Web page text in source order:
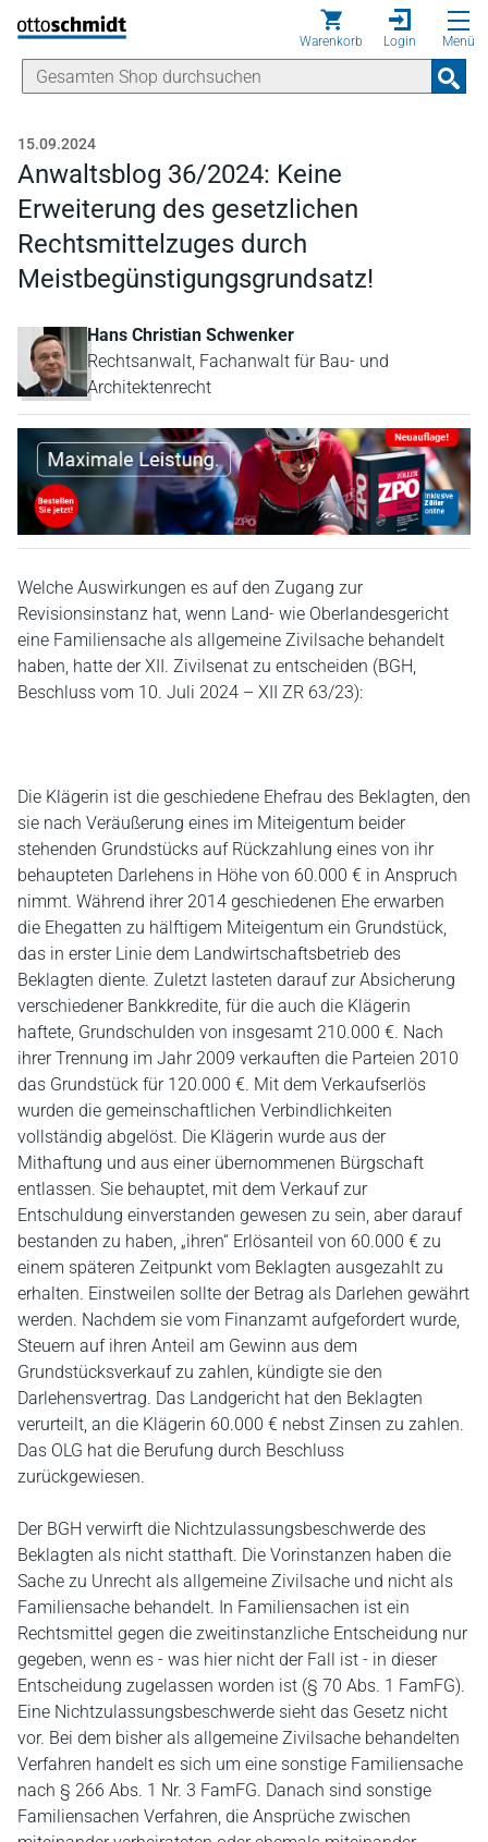
Direkt zum Inhalt
Warenkorb Login Menü
15.09.2024
Anwaltsblog 36/2024: Keine
Erweiterung des gesetzlichen
Rechtsmittelzuges durch
Meistbegünstigungsgrundsatz!
Hans Christian Schwenker
Rechtsanwalt, Fachanwalt für Bau- und
Architektenrecht
Welche Auswirkungen es auf den Zugang zur
Revisionsinstanz hat, wenn Land- wie Oberlandesgericht
eine Familiensache als allgemeine Zivilsache behandelt
haben, hatte der XII. Zivilsenat zu entscheiden (BGH,
Beschluss vom 10. Juli 2024 – XII ZR 63/23):
Die Klägerin ist die geschiedene Ehefrau des Beklagten, den
sie nach Veräußerung eines im Miteigentum beider
stehenden Grundstücks auf Rückzahlung eines von ihr
behaupteten Darlehens in Höhe von 60.000 € in Anspruch
nimmt. Während ihrer 2014 geschiedenen Ehe erwarben
die Ehegatten zu hälftigem Miteigentum ein Grundstück,
das in erster Linie dem Landwirtschaftsbetrieb des
Beklagten diente. Zuletzt lasteten darauf zur Absicherung
verschiedener Bankkredite, für die auch die Klägerin
haftete, Grundschulden von insgesamt 210.000 €. Nach
ihrer Trennung im Jahr 2009 verkauften die Parteien 2010
das Grundstück für 120.000 €. Mit dem Verkaufserlös
wurden die gemeinschaftlichen Verbindlichkeiten
vollständig abgelöst. Die Klägerin wurde aus der
Mithaftung und aus einer übernommenen Bürgschaft
entlassen. Sie behauptet, mit dem Verkauf zur
Entschuldung einverstanden gewesen zu sein, aber darauf
bestanden zu haben, „ihren“ Erlösanteil von 60.000 € zu
einem späteren Zeitpunkt vom Beklagten ausgezahlt zu
erhalten. Einstweilen sollte der Betrag als Darlehen gewährt
werden. Nachdem sie vom Finanzamt aufgefordert wurde,
Steuern auf ihren Anteil am Gewinn aus dem
Grundstücksverkauf zu zahlen, kündigte sie den
Darlehensvertrag. Das Landgericht hat den Beklagten
verurteilt, an die Klägerin 60.000 € nebst Zinsen zu zahlen.
Das OLG hat die Berufung durch Beschluss
zurückgewiesen.
Der BGH verwirft die Nichtzulassungsbeschwerde des
Beklagten als nicht statthaft. Die Vorinstanzen haben die
Sache zu Unrecht als allgemeine Zivilsache und nicht als
Familiensache behandelt. In Familiensachen ist ein
Rechtsmittel gegen die zweitinstanzliche Entscheidung nur
gegeben, wenn es - was hier nicht der Fall ist - in dieser
Entscheidung zugelassen worden ist (§ 70 Abs. 1 FamFG).
Eine Nichtzulassungsbeschwerde sieht das Gesetz nicht
vor. Bei dem bisher als allgemeine Zivilsache behandelten
Verfahren handelt es sich um eine sonstige Familiensache
nach § 266 Abs. 1 Nr. 3 FamFG. Danach sind sonstige
Familiensachen Verfahren, die Ansprüche zwischen